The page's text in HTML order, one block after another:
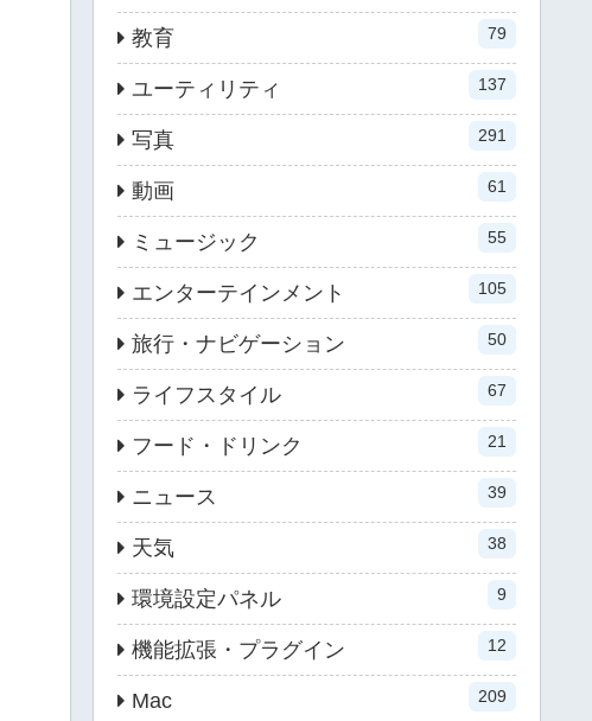
教育 79
ユーティリティ 137
写真 291
動画 61
ミュージック 55
エンターテインメント 105
旅行・ナビゲーション 50
ライフスタイル 67
フード・ドリンク 21
ニュース 39
天気 38
環境設定パネル 9
機能拡張・プラグイン 12
Mac 209